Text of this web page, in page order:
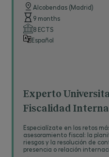
Alcobendas (Madrid)
9 months
8 ECTS
Español
Experto
Fiscalidad
Especialízate en los retos
asesoramiento fiscal: la
riesgos y la resolución de
presencia o relación